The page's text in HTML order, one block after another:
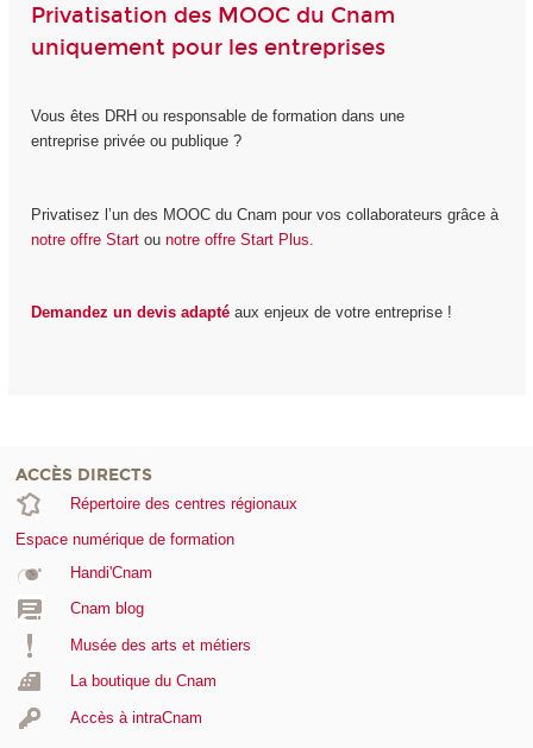
Privatisation des MOOC du Cnam
uniquement pour les entreprises
Vous êtes DRH ou responsable de formation dans une
entreprise privée ou publique ?
Privatisez l’un des MOOC du Cnam pour vos collaborateurs grâce à
notre offre Startou notre offre Start Plus.
Demandez un devis adaptéaux enjeux de votre entreprise !
ACCÈS DIRECTS
Répertoire des centres régionaux
Espace numérique de formation
Handi'Cnam
Cnam blog
Musée des arts et métiers
La boutique du Cnam
Accès à intraCnam